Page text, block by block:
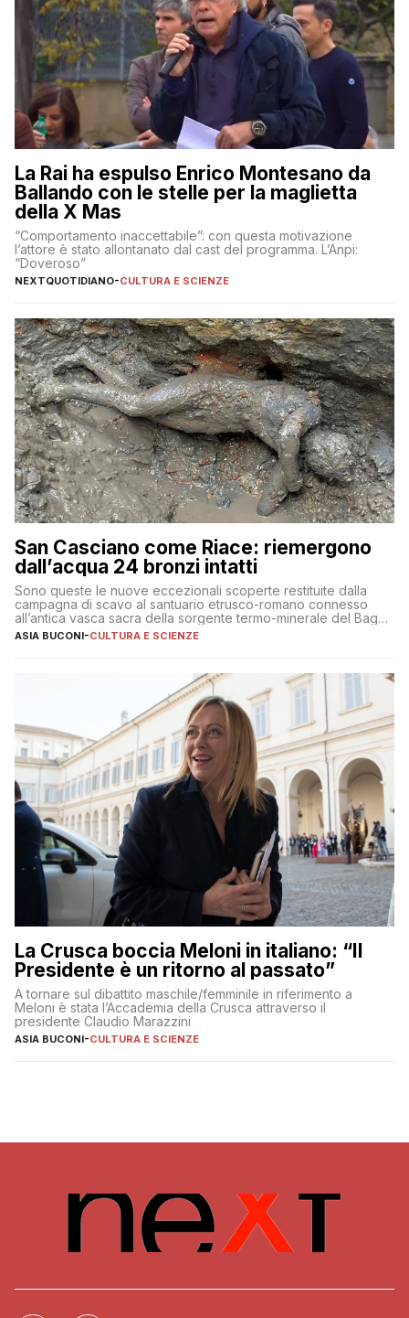
La Rai ha espulso Enrico Montesano da
Ballando con le stelle per la maglietta
della X Mas
“Comportamento inaccettabile”: con questa motivazione
l’attore è stato allontanato dal cast del programma. L’Anpi:
“Doveroso”
NEXTQUOTIDIANO-CULTURA E SCIENZE
San Casciano come Riace: riemergono
dall’acqua 24 bronzi intatti
Sono queste le nuove eccezionali scoperte restituite dalla
campagna di scavo al santuario etrusco-romano connesso
all’antica vasca sacra della sorgente termo-minerale del Bagno
Grande
ASIA BUCONI-CULTURA E SCIENZE
La Crusca boccia Meloni in italiano: “Il
Presidente è un ritorno al passato”
A tornare sul dibattito maschile/femminile in riferimento a
Meloni è stata l’Accademia della Crusca attraverso il
presidente Claudio Marazzini
ASIA BUCONI-CULTURA E SCIENZE